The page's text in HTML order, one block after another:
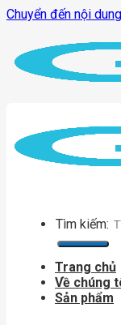
Chuyển đến nội dung
Tìm kiếm:
Trang chủ
Về chúng
Sản phẩm